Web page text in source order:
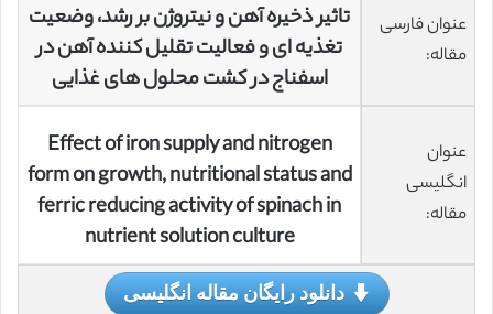
عنوان فارسی
مقاله:
تاثیر ذخیره آهن و نیتروژن بر رشد، وضعیت
تغذیه ای و فعالیت تقلیل کننده آهن در
اسفناج در کشت محلول های غذایی
عنوان
انگلیسی
مقاله:
Effect of iron supply and nitrogen
form on growth, nutritional status and
ferric reducing activity of spinach in
nutrient solution culture
دانلود رایگان مقاله انگلیسی